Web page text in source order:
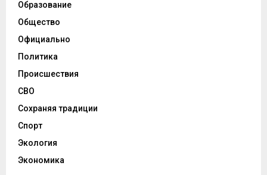
Образование
Общество
Официально
Политика
Происшествия
СВО
Сохраняя традиции
Спорт
Экология
Экономика